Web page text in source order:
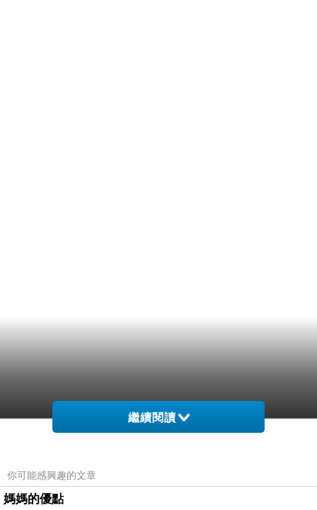
繼續閱讀
你可能感興趣的文章
媽媽的優點